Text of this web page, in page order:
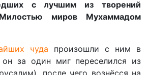
с лучшим из творений
миров Мухаммадом
чуда произошли с ним в
за один миг переселился из